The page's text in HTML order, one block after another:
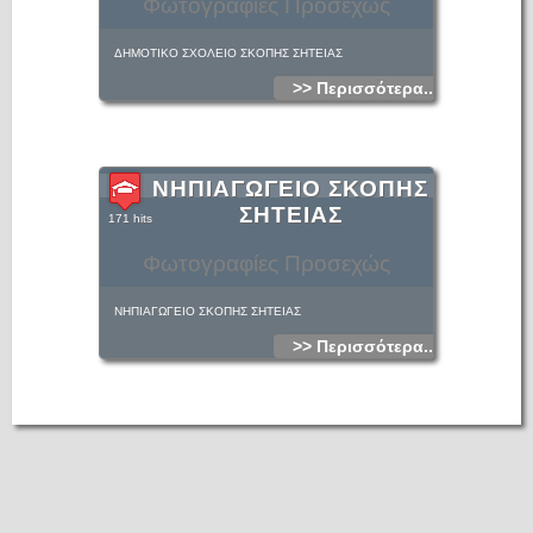
Φωτογραφίες Προσεχώς
ΔΗΜΟΤΙΚΟ ΣΧΟΛΕΙΟ ΣΚΟΠΗΣ ΣΗΤΕΙΑΣ
>> Περισσότερα...
Φωτογραφίες Προσεχώς
ΝΗΠΙΑΓΩΓΕΙΟ ΣΚΟΠΗΣ
ΣΗΤΕΙΑΣ
171 hits
ΝΗΠΙΑΓΩΓΕΙΟ ΣΚΟΠΗΣ ΣΗΤΕΙΑΣ
>> Περισσότερα...